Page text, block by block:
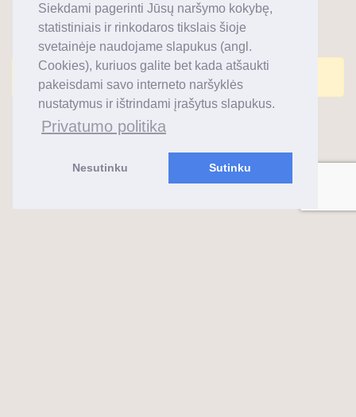
Siekdami pagerinti Jūsų naršymo kokybę,
statistiniais ir rinkodaros tikslais šioje
svetainėje naudojame slapukus (angl.
Cookies), kuriuos galite bet kada atšaukti
pakeisdami savo interneto naršyklės
nustatymus ir ištrindami įrašytus slapukus.
Privatumo politika
Nesutinku Sutinku
Pastabos / Taikymas:Marškinėliai, suknelės,
timpos
Komentarai uždaryti.